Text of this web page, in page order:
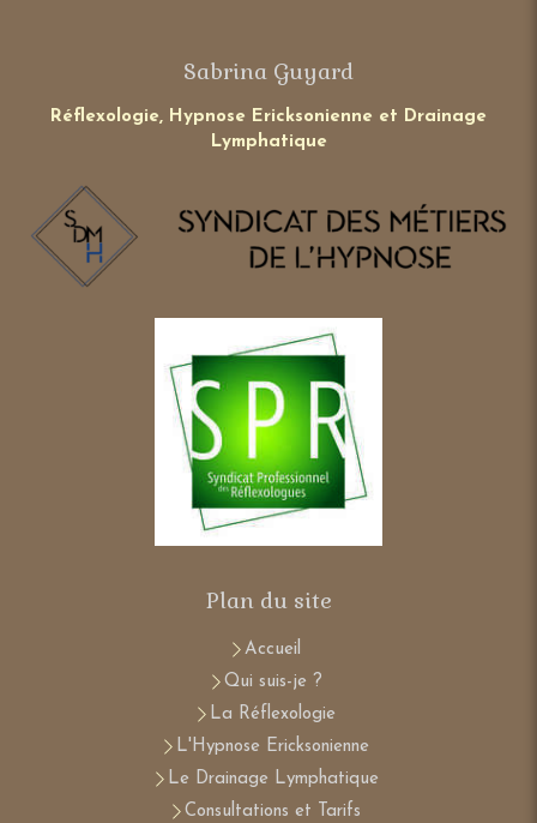
Sabrina Guyard
Réflexologie, Hypnose Ericksonienne et Drainage
Lymphatique
Lien
Plan du site
Accueil
Qui suis-je ?
La Réflexologie
L'Hypnose Ericksonienne
Le Drainage Lymphatique
Consultations et Tarifs